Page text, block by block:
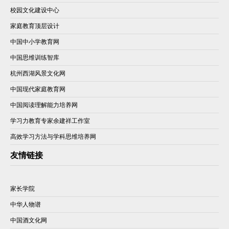
校园文化建设中心
家庭教育顶层设计
中国中小学教育网
中国思维训练智库
杭州西湖风景文化网
中国现代家庭教育网
中国阅读理解能力培养网
学习力教育专家余建祥工作室
高效学习方法与学科思维培养网
友情链接
家长学院
中华人物谱
中国酒文化网